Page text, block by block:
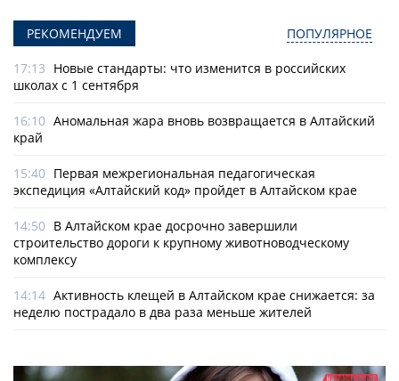
РЕКОМЕНДУЕМ ПОПУЛЯРНОЕ
17:13 Новые стандарты: что изменится в российских
школах с 1 сентября
16:10 Аномальная жара вновь возвращается в Алтайский
край
15:40 Первая межрегиональная педагогическая
экспедиция «Алтайский код» пройдет в Алтайском крае
14:50 В Алтайском крае досрочно завершили
строительство дороги к крупному животноводческому
комплексу
14:14 Активность клещей в Алтайском крае снижается: за
неделю пострадало в два раза меньше жителей